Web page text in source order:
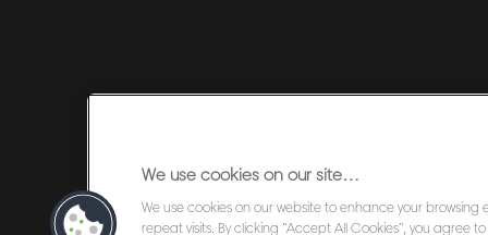
©2026 ACCO Brands
We use cookies on our site…
We use cookies on our website to enhance your
repeat visits. By clicking “Accept All Cookies”, you agree